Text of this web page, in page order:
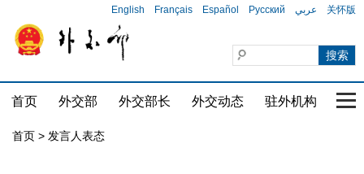
English Français Español Русский عربي 关怀版
首页 外交部 外交部长 外交动态 驻外机构 国
首页 > 发言人表态